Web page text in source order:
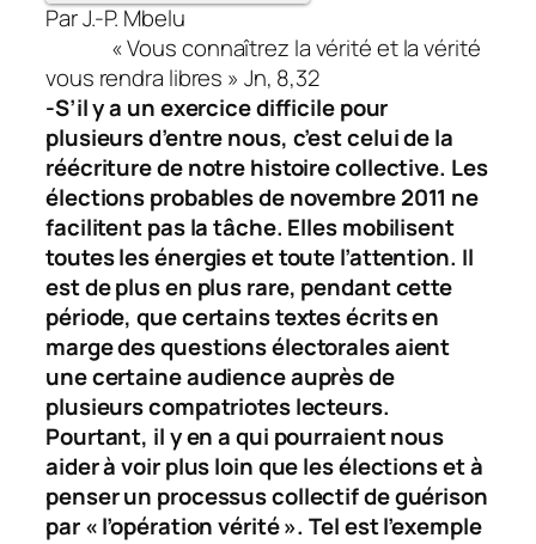
Par J.-P. Mbelu
« Vous connaîtrez la vérité et la vérité
vous rendra libres » Jn, 8,32
-S’il y a un exercice difficile pour
plusieurs d’entre nous, c’est celui de la
réécriture de notre histoire collective. Les
élections probables de novembre 2011 ne
facilitent pas la tâche. Elles mobilisent
toutes les énergies et toute l’attention. Il
est de plus en plus rare, pendant cette
période, que certains textes écrits en
marge des questions électorales aient
une certaine audience auprès de
plusieurs compatriotes lecteurs.
Pourtant, il y en a qui pourraient nous
aider à voir plus loin que les élections et à
penser un processus collectif de guérison
par « l’opération vérité ». Tel est l’exemple